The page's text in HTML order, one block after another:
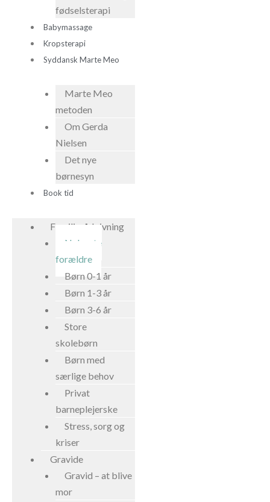
fødselsterapi
Babymassage
Kropsterapi
Syddansk Marte Meo
Marte Meo
metoden
Om Gerda
Nielsen
Det nye
børnesyn
Book tid
Familierådgivning
Nybagte
forældre
Børn 0-1 år
Børn 1-3 år
Børn 3-6 år
Store
skolebørn
Børn med
særlige behov
Privat
barneplejerske
Stress, sorg og
kriser
Gravide
Gravid – at blive
mor